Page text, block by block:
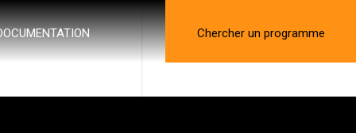
Chercher un programme